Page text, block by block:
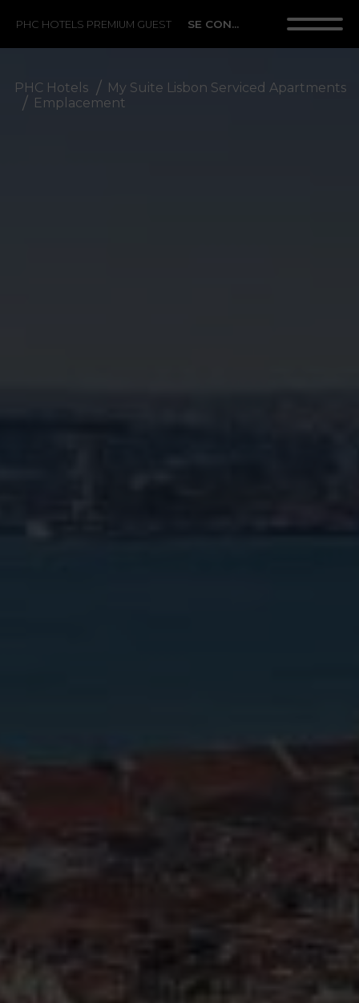
PHC HOTELS PREMIUM GUEST SE CONNECTER
PHC Hotels
My Suite Lisbon Serviced Apartments
Emplacement